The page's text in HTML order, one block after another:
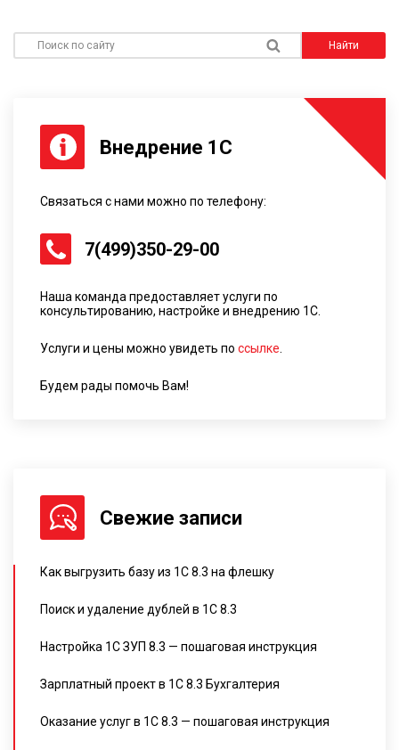
Поиск по сайту Найти
Внедрение 1С
Связаться с нами можно по телефону:
7(499)350-29-00
Наша команда предоставляет услуги по
консультированию, настройке и внедрению 1С.
Услуги и цены можно увидеть по ссылке
Будем рады помочь Вам!
Свежие записи
Как выгрузить базу из 1С 8.3 на флешку
Поиск и удаление дублей в 1С 8.3
Настройка 1С ЗУП 8.3 — пошаговая инструкция
Зарплатный проект в 1С 8.3 Бухгалтерия
Оказание услуг в 1С 8.3 — пошаговая инструкция